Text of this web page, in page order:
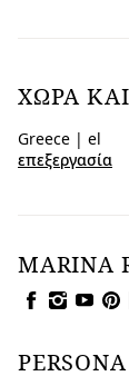
ΧΏΡΑ
Greece | el
επεξεργασία
MARINA
PERSONA